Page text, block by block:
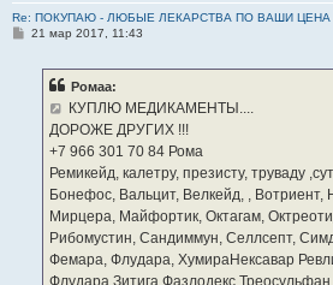
Re: ПОКУПАЮ - ЛЮБЫЕ ЛЕКАРСТВА ПО ВАШИ ЦЕНА
С21 мар 2017, 11:43
Ромаа:
КУПЛЮ МЕДИКАМЕНТЫ....
ДОРОЖЕ ДРУГИХ !!!
‪+7 966 301 70 84‬ Рома
Ремикейд, калетру, презисту, труваду
Бонефос, Вальцит, Велкейд, , Вотриент,
Мирцера, Майфортик, Октагам,
Рибомустин, Сандиммун, Селлсепт,
Фемара, Флудара, ХумираНексавар
Флудара Зитига Фазлодекс